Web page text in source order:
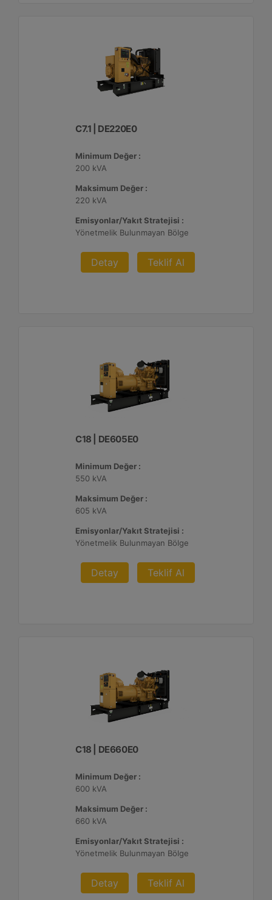
C7.1 | DE220E0
Minimum Değer :
200 kVA
Maksimum Değer :
220 kVA
Emisyonlar/Yakıt Stratejisi :
Yönetmelik Bulunmayan Bölge
Detay Teklif Al
C18 | DE605E0
Minimum Değer :
550 kVA
Maksimum Değer :
605 kVA
Emisyonlar/Yakıt Stratejisi :
Yönetmelik Bulunmayan Bölge
Detay Teklif Al
C18 | DE660E0
Minimum Değer :
600 kVA
Maksimum Değer :
660 kVA
Emisyonlar/Yakıt Stratejisi :
Yönetmelik Bulunmayan Bölge
Detay Teklif Al